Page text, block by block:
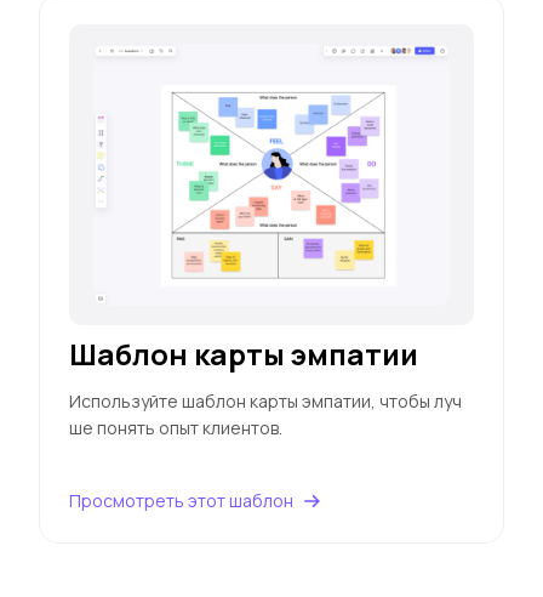
Шаблон карты эмпатии
Используйте шаблон карты эмпатии, чтобы луч
ше понять опыт клиентов.
Просмотреть этот шаблон